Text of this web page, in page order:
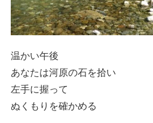
温かい午後
あなたは河原の石を拾い
左手に握って
ぬくもりを確かめる